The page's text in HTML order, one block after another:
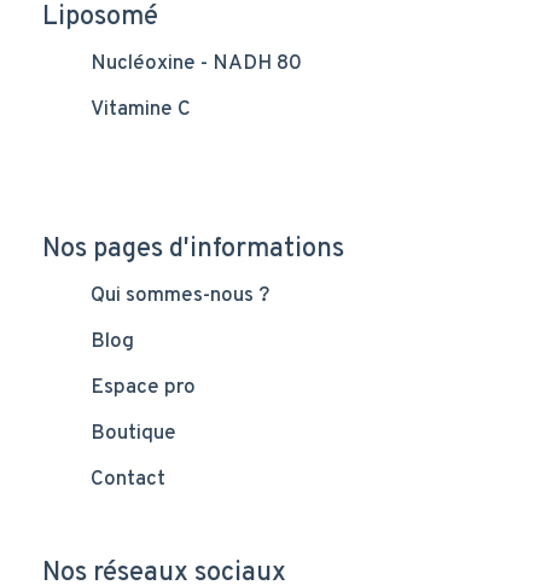
Liposomé
Nucléoxine - NADH 80
Vitamine C
Nos pages d'informations
Qui sommes-nous ?
Blog
Espace pro
Boutique
Contact
Nos réseaux sociaux